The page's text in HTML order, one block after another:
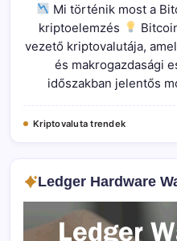
Mi történik most a
kriptoelemzés
vezető kriptovalutája,
és makrogazdasági
időszakban jelentős
Kriptovaluta trendek
Ledger Hardware